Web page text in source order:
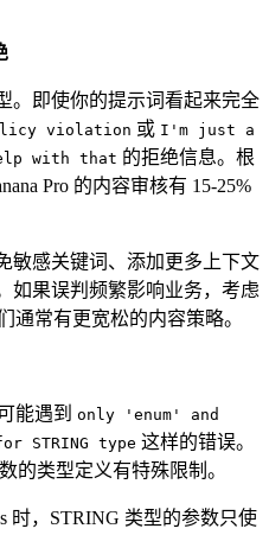
。即使你的提示词看起来完全
violation 或 I'm just a
with that 的拒绝信息。根
Pro 的内容审核有 15-25%
敏感关键词、添加更多上下文
如果误判频繁影响业务，考虑
通常有更宽松的内容策略。
能遇到 only 'enum' and
STRING type 这样的错误。
的类型定义有特殊限制。
时，STRING 类型的参数只使